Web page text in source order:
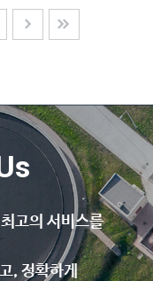
고의 서비스를
, 정확하게